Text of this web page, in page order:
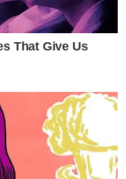
That Give Us